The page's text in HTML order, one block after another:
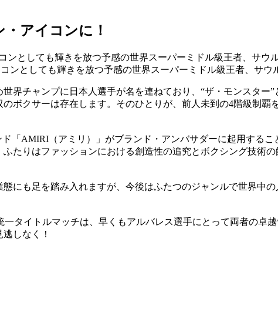
アイコンに！
としても輝きを放つ予感の世界スーパーミドル級王者、サウ
界チャンプに日本人選手が名を連ねており、“ザ・モンスター
ボクサーは存在します。そのひとりが、前人未到の4階級制
「AMIRI（アミリ）」がブランド・アンバサダーに起用する
たりはファッションにおける創造性の追究とボクシング技術
にも足を踏み入れますが、今後はふたつのジャンルで世界中
タイトルマッチは、早くもアルバレス選手にとって両者の卓
しなく！